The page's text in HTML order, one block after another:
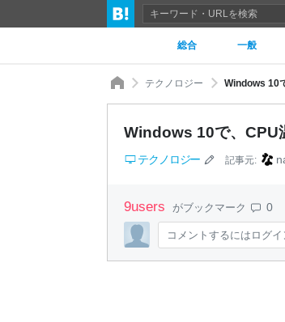
総合 一般
テクノロジー Windows 10
Windows 10で、CPU
テクノロジー 記事元:
9users がブックマーク 0
コメントするにはログ